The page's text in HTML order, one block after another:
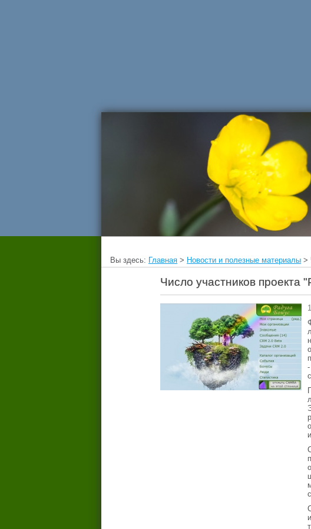
Вы здесь: Главная > Новости и полезные материалы >
Число участников проекта